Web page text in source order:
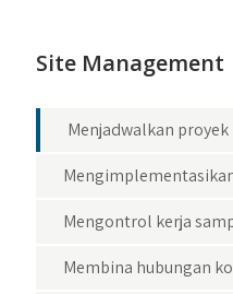
Site Management
Menjadwalkan proyek
Mengontrol kerja
Membina hubungan